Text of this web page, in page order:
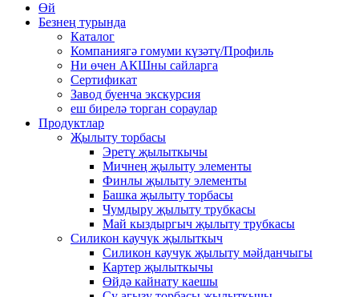
Өй
Безнең турында
Каталог
Компаниягә гомуми күзәтү/Профиль
Ни өчен АКШны сайларга
Сертификат
Завод буенча экскурсия
еш бирелә торган сораулар
Продуктлар
Җылыту торбасы
Эретү җылыткычы
Мичнең җылыту элементы
Финлы җылыту элементы
Башка җылыту торбасы
Чумдыру җылыту трубкасы
Май кыздыргыч җылыту трубкасы
Силикон каучук җылыткыч
Силикон каучук җылыту мәйданчыгы
Картер җылыткычы
Өйдә кайнату каешы